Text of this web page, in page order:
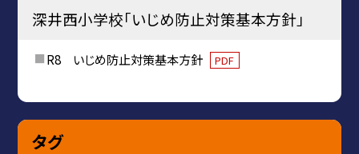
深井西小学校「いじめ防止対策基本方針」
R8 いじめ防止対策基本方針 PDF
タグ